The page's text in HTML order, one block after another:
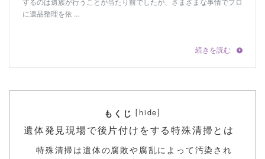
もくじ [hide]
遺体発見現場で後片付けをする特殊清掃とは
特殊清掃は遺体の腐敗や腐乱によって汚染され